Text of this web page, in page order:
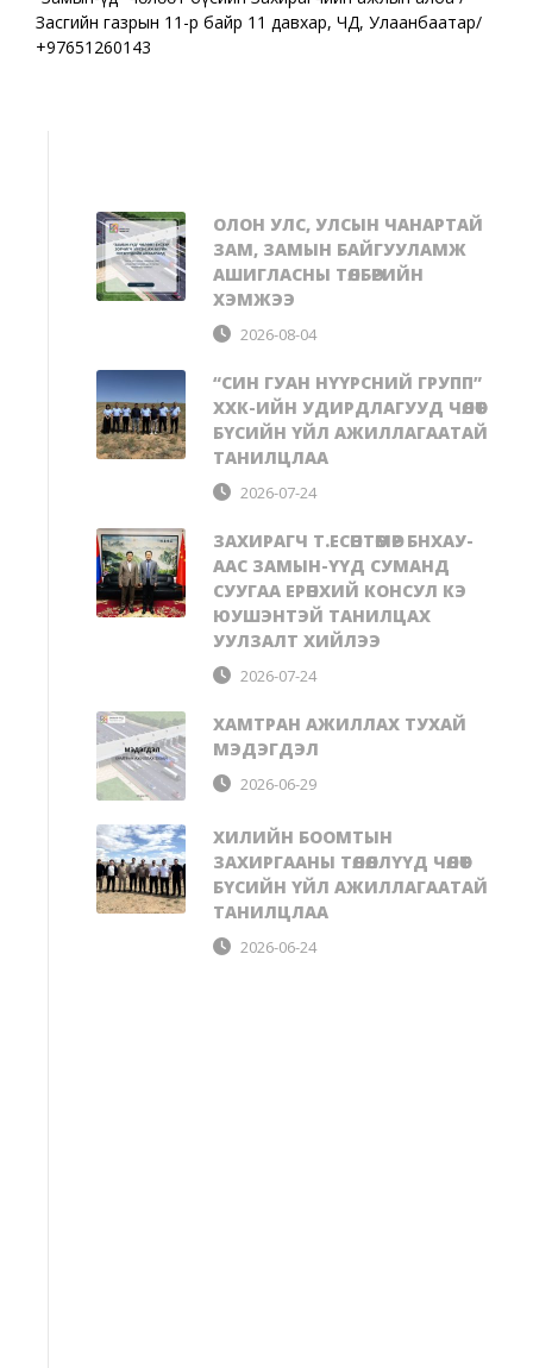
Засгийн газрын 11-р байр 11 давхар, ЧД, Улаанбаатар/
+97651260143
ОЛОН УЛС, УЛСЫН ЧАНАРТАЙ
ЗАМ, ЗАМЫН БАЙГУУЛАМЖ
АШИГЛАСНЫ ТӨЛБӨРИЙН
ХЭМЖЭЭ
2026-08-04
“СИН ГУАН НҮҮРСНИЙ ГРУПП”
ХХК-ИЙН УДИРДЛАГУУД ЧӨЛӨӨТ
БҮСИЙН ҮЙЛ АЖИЛЛАГААТАЙ
ТАНИЛЦЛАА
2026-07-24
ЗАХИРАГЧ Т.ЕСӨНТӨМӨР БНХАУ-
ААС ЗАМЫН-ҮҮД СУМАНД
СУУГАА ЕРӨНХИЙ КОНСУЛ КЭ
ЮУШЭНТЭЙ ТАНИЛЦАХ
УУЛЗАЛТ ХИЙЛЭЭ
2026-07-24
ХАМТРАН АЖИЛЛАХ ТУХАЙ
МЭДЭГДЭЛ
2026-06-29
ХИЛИЙН БООМТЫН
ЗАХИРГААНЫ ТӨЛӨӨЛЛҮҮД ЧӨЛӨӨТ
БҮСИЙН ҮЙЛ АЖИЛЛАГААТАЙ
ТАНИЛЦЛАА
2026-06-24